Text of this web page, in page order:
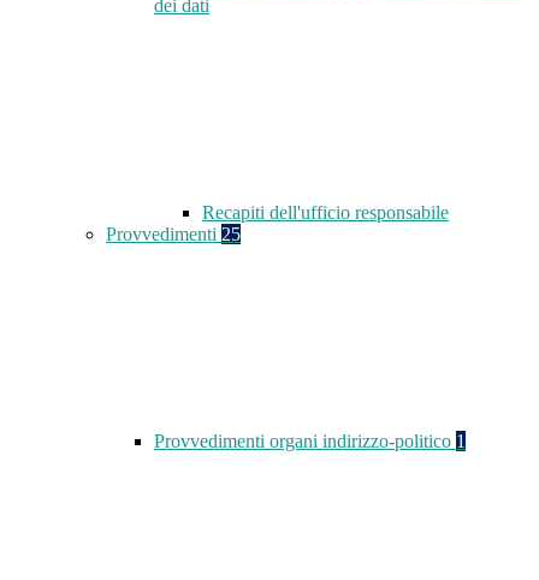
dei dati
Recapiti dell'ufficio responsabile
Provvedimenti 25
Provvedimenti organi indirizzo-politico 1